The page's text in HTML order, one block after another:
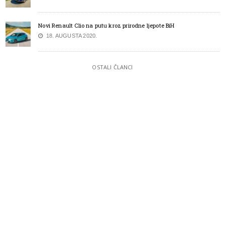
Novi Renault Clio na putu kroz prirodne ljepote BiH
18. AUGUSTA 2020.
OSTALI ČLANCI